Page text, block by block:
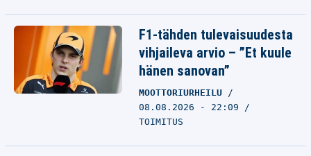
F1-tähden tulevaisuudesta
vihjaileva arvio – ”Et kuule
hänen sanovan”
MOOTTORIURHEILU
08.08.2026 - 22:09
TOIMITUS